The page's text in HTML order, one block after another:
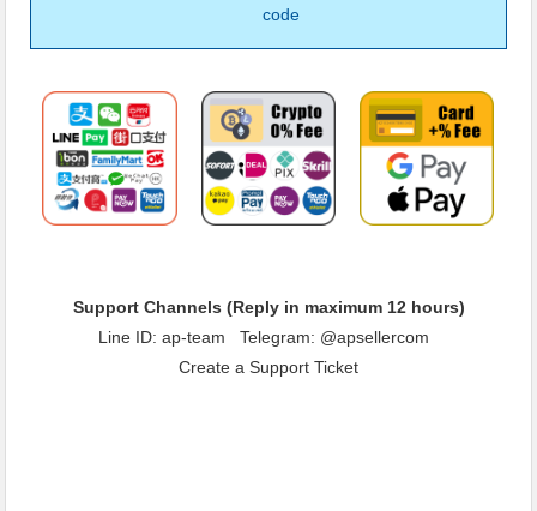
code
Support Channels (Reply in maximum 12 hours)
Line ID: ap-team Telegram: @apsellercom
Create a Support Ticket